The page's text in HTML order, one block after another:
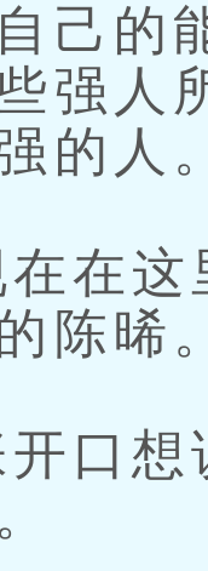
己的
强人
的人
在这
陈晞
口想